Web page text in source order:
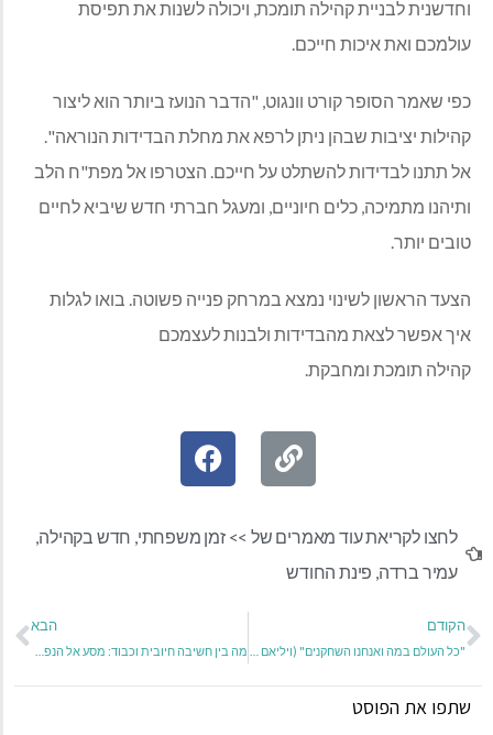
וחדשנית לבניית קהילה תומכת, ויכולה לשנות את תפיסת
עולמכם ואת איכות חייכם.
כפי שאמר הסופר קורט וונגוט, "הדבר הנועז ביותר הוא ליצור
קהילות יציבות שבהן ניתן לרפא את מחלת הבדידות הנוראה".
אל תתנו לבדידות להשתלט על חייכם. הצטרפו אל מפת"ח הלב
ותיהנו מתמיכה, כלים חיוניים, ומעגל חברתי חדש שיביא לחיים
טובים יותר.
הצעד הראשון לשינוי נמצא במרחק פנייה פשוטה. בואו לגלות
איך אפשר לצאת מהבדידות ולבנות לעצמכם
קהילה תומכת ומחבקת.
לחצו לקריאת עוד מאמרים של >> זמן משפחתי, חדש בקהילה,
עמיר ברדה, פינת החודש
הקודם הבא
שתפו את הפוסט